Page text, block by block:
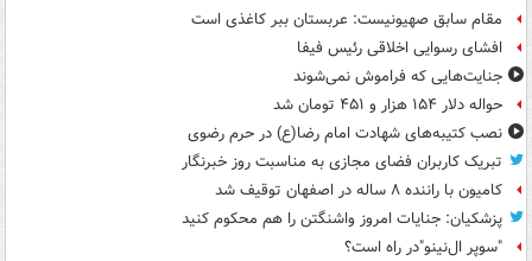
مقام سابق صهیونیست: عربستان ببر کاغذی است
افشای رسوایی اخلاقی رئیس فیفا
جنایت‌هایی که فراموش نمی‌شوند
حواله دلار ۱۵۴ هزار و ۴۵۱ تومان شد
نصب کتیبه‌های شهادت امام رضا(ع) در حرم رضوی
تبریک کاربران فضای مجازی به مناسبت روز خبرنگار
کامیون با راننده ۸ ساله در اصفهان توقیف شد
پزشکیان: جنایات امروز واشنگتن را هم محکوم کنید
"سوپر ال‌نینو"در راه است؟